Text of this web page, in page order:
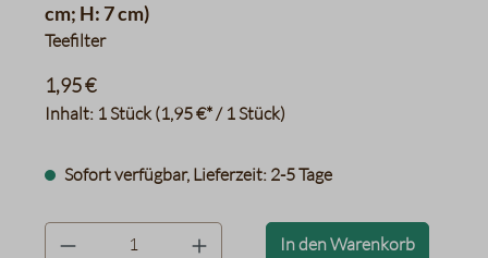
cm; H: 7 cm)
Teefilter
Inhalt: 1 Stück(1,95 €* / 1 Stück)
1,95 €
Sofort verfügbar, Lieferzeit: 2-5 Tage
product.quantityLabel In den Warenkorb